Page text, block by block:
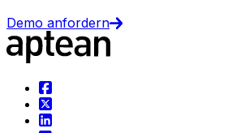
Demo anfordern